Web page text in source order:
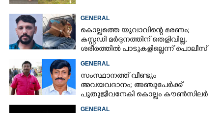
GENERAL
കൊല്ലത്തെ യുവാവിന്റെ മരണം;
കസ്റ്റഡി മർദ്ദനത്തിന് തെളിവില്ല,
ശരീരത്തിൽ പാടുകളില്ലെന്ന് പൊലീസ്
GENERAL
സംസ്ഥാനത്ത് വീണ്ടും
അവയവദാനം; അഞ്ചുപേർക്ക്
പുതുജീവനേകി കൊല്ലം കൗൺസിലർ
ബി അജിത് കുമാർ
GENERAL